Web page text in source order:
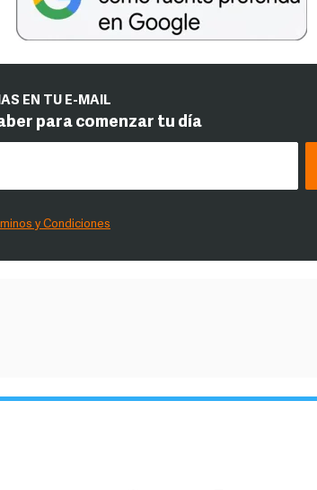
EN TU E-MAIL
para comenzar tu día
y Condiciones